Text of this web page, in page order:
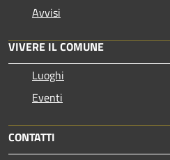
Avvisi
VIVERE IL COMUNE
Luoghi
Eventi
CONTATTI